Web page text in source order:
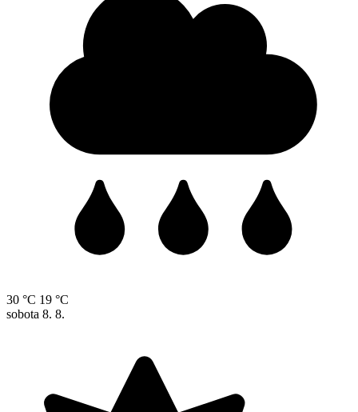
30 °C 19 °C
sobota 8. 8.